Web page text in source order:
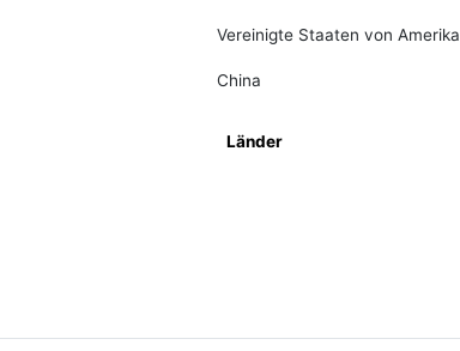
Vereinigte Staaten von Amerika
China
Länder